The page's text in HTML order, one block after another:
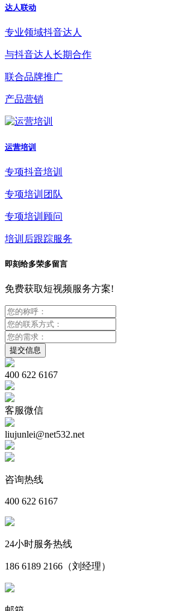
达人联动
专业领域抖音达人
与抖音达人长期合作
联合品牌推广
产品营销
运营培训
专项抖音培训
专项培训团队
专项培训顾问
培训后跟踪服务
即刻给多荣多留言
免费获取短视频服务方案!
400 622 6167
客服微信
liujunlei@net532.net
咨询热线
400 622 6167
24小时服务热线
186 6189 2166（刘经理）